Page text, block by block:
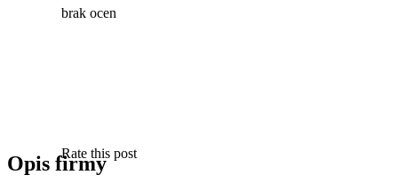
brak ocen
Rate this post
Opis firmy